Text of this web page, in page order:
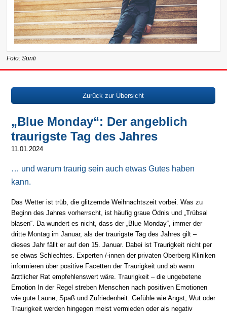
Foto: Sunti
Zurück zur Übersicht
„Blue Monday“: Der angeblich
traurigste Tag des Jahres
11.01.2024
… und warum traurig sein auch etwas Gutes haben
kann.
Das Wetter ist trüb, die glitzernde Weihnachtszeit vorbei. Was zu
Beginn des Jahres vorherrscht, ist häufig graue Ödnis und „Trübsal
blasen“. Da wundert es nicht, dass der „Blue Monday“, immer der
dritte Montag im Januar, als der traurigste Tag des Jahres gilt –
dieses Jahr fällt er auf den 15. Januar. Dabei ist Traurigkeit nicht per
se etwas Schlechtes. Experten /-innen der privaten Oberberg Kliniken
informieren über positive Facetten der Traurigkeit und ab wann
ärztlicher Rat empfehlenswert wäre. Traurigkeit – die ungebetene
Emotion In der Regel streben Menschen nach positiven Emotionen
wie gute Laune, Spaß und Zufriedenheit. Gefühle wie Angst, Wut oder
Traurigkeit werden hingegen meist vermieden oder als negativ